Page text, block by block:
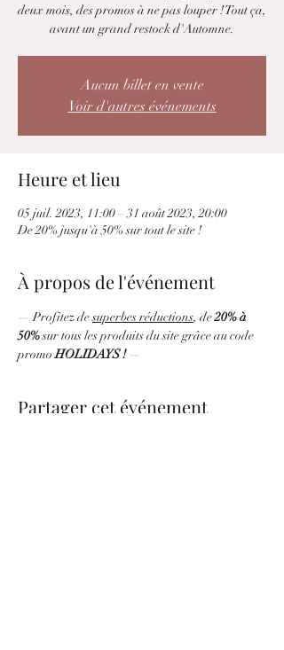
deux mois, des promos à ne pas louper ! Tout ça,
avant un grand restock d'Automne.
Aucun billet en vente
Voir d'autres événements
Heure et lieu
05 juil. 2023, 11:00 – 31 août 2023, 20:00
De 20% jusqu'à 50% sur tout le site !
À propos de l'événement
— Profitez de superbes réductions, de 20% à
50% sur tous les produits du site grâce au code
promo HOLIDAYS ! —
Partager cet événement